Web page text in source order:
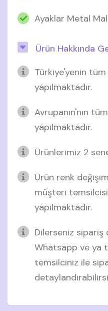
Ayaklar Metal
Ürün Hakkında
Türkiye'yenin
yapılmaktadır.
Avrupanın'nın
yapılmaktadır.
Ürünlerimiz 2
Ürün renk
müşteri
yapılmaktadır.
Dilerseniz
Whatsapp ve ya
temsilciniz ile